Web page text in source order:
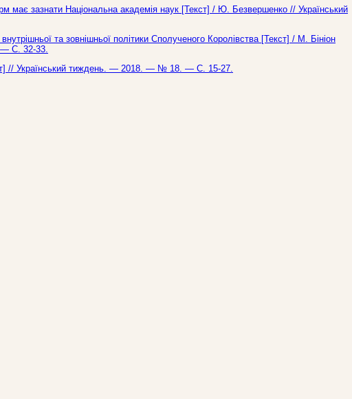
має зазнати Національна академія наук [Текст] / Ю. Безвершенко // Український
та зовнішньої політики Сполученого Королівства [Текст] / М. Бініон
С. 32-33.
// Український тиждень. — 2018. — № 18. — С. 15-27.